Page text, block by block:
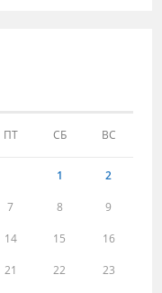
ПТ СБ ВС
1 2
7 8 9
14 15 16
21 22 23